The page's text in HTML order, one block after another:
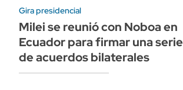
Gira presidencial
Milei se reunió con Noboa en
Ecuador para firmar una serie
de acuerdos bilaterales